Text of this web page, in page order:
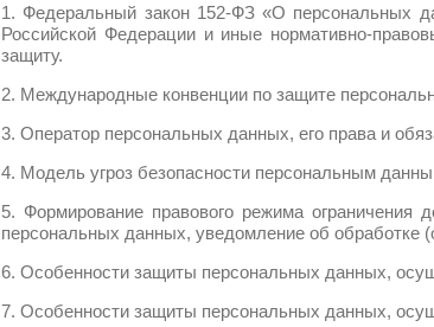
1. Федеральный закон 152-ФЗ «О персональных
Российской Федерации и иные нормативно-
защиту.
2. Международные конвенции по защите
3. Оператор персональных данных, его права и
4. Модель угроз безопасности персональным
5. Формирование правового режима
персональных данных, уведомление об обработке
6. Особенности защиты персональных данных,
7. Особенности защиты персональных данных,